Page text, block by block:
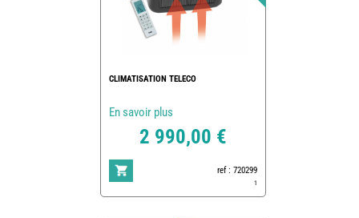
CLIMATISATION TELECO
En savoir plus
2 990,00 €
ref : 720299
1